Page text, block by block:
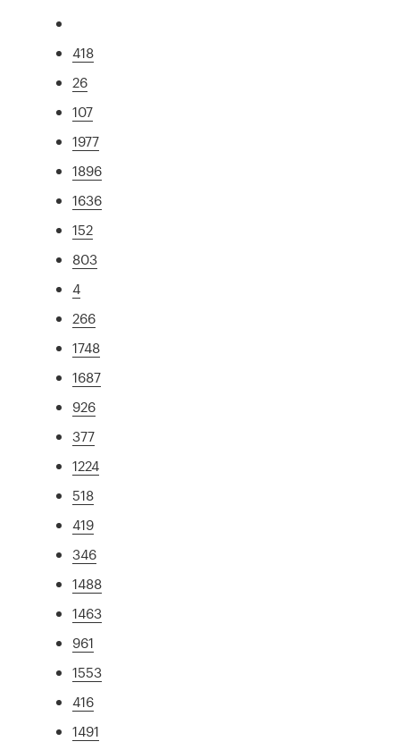
418
26
107
1977
1896
1636
152
803
4
266
1748
1687
926
377
1224
518
419
346
1488
1463
961
1553
416
1491